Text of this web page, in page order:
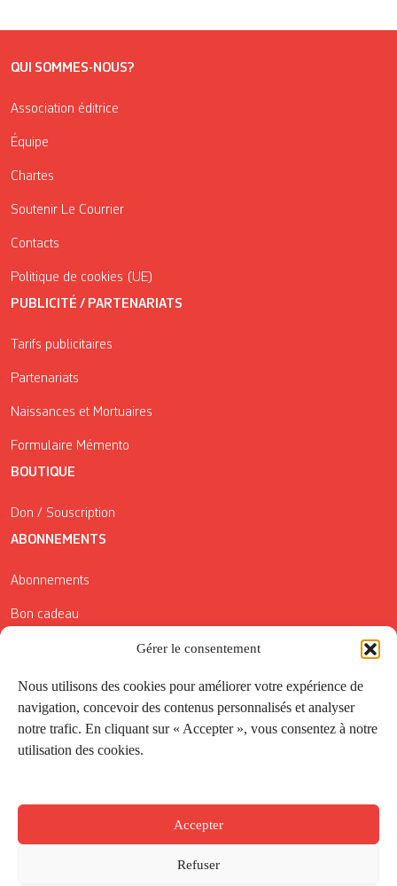
Gérer le consentement
Nous utilisons des cookies pour améliorer votre expérience de
navigation, concevoir des contenus personnalisés et analyser
notre trafic. En cliquant sur « Accepter », vous consentez à notre
utilisation des cookies.
Accepter
Refuser
QUI SOMMES-NOUS?
Association éditrice
Équipe
Chartes
Soutenir Le Courrier
Contacts
Politique de cookies (UE)
PUBLICITÉ / PARTENARIATS
Tarifs publicitaires
Partenariats
Naissances et Mortuaires
Formulaire Mémento
BOUTIQUE
Don / Souscription
ABONNEMENTS
Abonnements
Bon cadeau
Conditions générales de vente
Réductions de la Carte Côté Courrier
Application